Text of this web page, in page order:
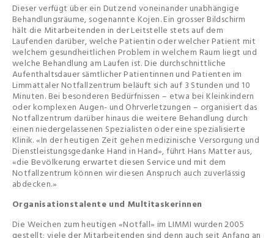
Dieser verfügt über ein Dutzend voneinander unabhängige
Behandlungsräume, sogenannte Kojen. Ein grosser Bildschirm
hält die Mitarbeitenden in der Leitstelle stets auf dem
Laufenden darüber, welche Patientin oder welcher Patient mit
welchem gesundheitlichen Problem in welchem Raum liegt und
welche Behandlung am Laufen ist. Die durchschnittliche
Aufenthaltsdauer sämtlicher Patientinnen und Patienten im
Limmattaler Notfallzentrum beläuft sich auf 3 Stunden und 10
Minuten. Bei besonderen Bedürfnissen – etwa bei Kleinkindern
oder komplexen Augen- und Ohrverletzungen – organisiert das
Notfallzentrum darüber hinaus die weitere Behandlung durch
einen niedergelassenen Spezialisten oder eine spezialisierte
Klinik. «In der heutigen Zeit gehen medizinische Versorgung und
Dienstleistungsgedanke Hand in Hand», führt Hans Matter aus,
«die Bevölkerung erwartet diesen Service und mit dem
Notfallzentrum können wir diesen Anspruch auch zuverlässig
abdecken.»
Organisationstalente und Multitaskerinnen
Die Weichen zum heutigen «Notfall» im LIMMI wurden 2005
gestellt; viele der Mitarbeitenden sind denn auch seit Anfang an